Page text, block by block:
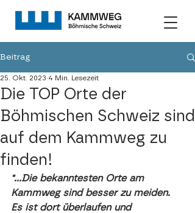
Beitrag
Die TOP Orte der
Böhmischen Schweiz sind
auf dem Kammweg zu
finden!
25. Okt. 2023 4 Min. Lesezeit
"...Die bekanntesten Orte am
Kammweg sind besser zu meiden.
Es ist dort überlaufen und